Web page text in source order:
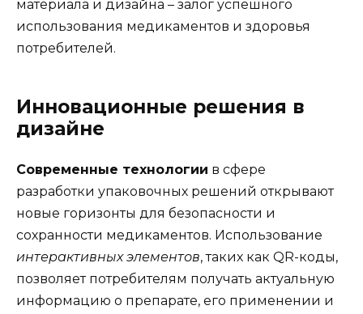
материала и дизайна – залог успешного
использования медикаментов и здоровья
потребителей.
Инновационные решения в
дизайне
Современные технологии в сфере
разработки упаковочных решений открывают
новые горизонты для безопасности и
сохранности медикаментов. Использование
интерактивных элементов, таких как QR-коды,
позволяет потребителям получать актуальную
информацию о препарате, его применении и